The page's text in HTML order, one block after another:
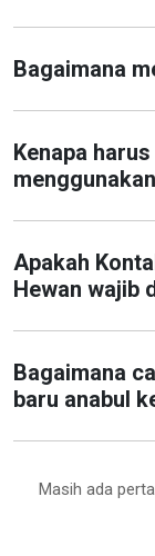
Bagaimana
Kenapa
Apakah
Hewan wajib
Bagaimana
baru anabul
Masih ada